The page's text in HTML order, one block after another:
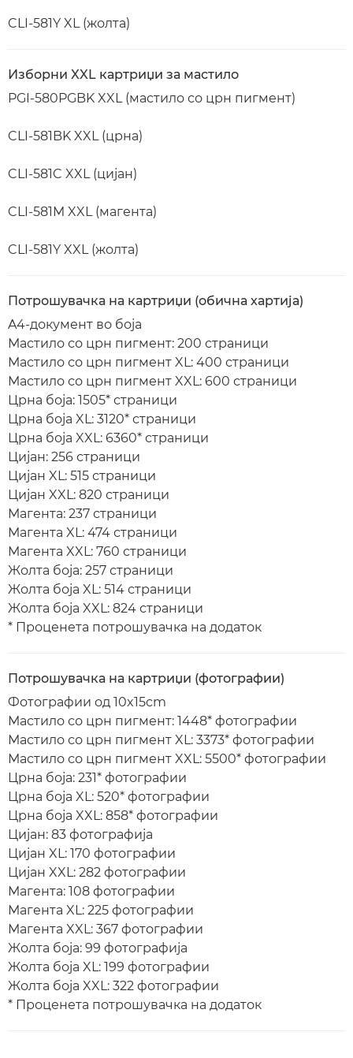
CLI-581Y XL (жолта)
Изборни XXL картриџи за мастило
PGI-580PGBK XXL (мастило со црн пигмент)
CLI-581BK XXL (црна)
CLI-581C XXL (цијан)
CLI-581M XXL (магента)
CLI-581Y XXL (жолта)
Потрошувачка на картриџи (обична хартија)
A4-документ во боја
Мастило со црн пигмент: 200 страници
Мастило со црн пигмент XL: 400 страници
Мастило со црн пигмент XXL: 600 страници
Црна боја: 1505* страници
Црна боја XL: 3120* страници
Црна боја XXL: 6360* страници
Цијан: 256 страници
Цијан XL: 515 страници
Цијан XXL: 820 страници
Магента: 237 страници
Магента XL: 474 страници
Магента XXL: 760 страници
Жолта боја: 257 страници
Жолта боја XL: 514 страници
Жолта боја XXL: 824 страници
* Проценета потрошувачка на додаток
Потрошувачка на картриџи (фотографии)
Фотографии од 10x15cm
Мастило со црн пигмент: 1448* фотографии
Мастило со црн пигмент XL: 3373* фотографии
Мастило со црн пигмент XXL: 5500* фотографии
Црна боја: 231* фотографии
Црна боја XL: 520* фотографии
Црна боја XXL: 858* фотографии
Цијан: 83 фотографија
Цијан XL: 170 фотографии
Цијан XXL: 282 фотографии
Магента: 108 фотографии
Магента XL: 225 фотографии
Магента XXL: 367 фотографии
Жолта боја: 99 фотографија
Жолта боја XL: 199 фотографии
Жолта боја XXL: 322 фотографии
* Проценета потрошувачка на додаток